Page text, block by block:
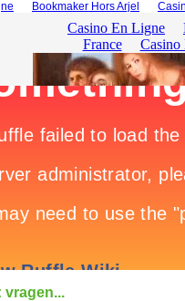
Bookmaker Hors Arjel
vragen...